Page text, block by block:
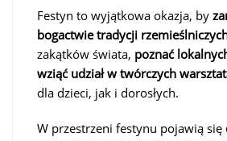
Festyn to wyjątkowa okazja, by
bogactwie tradycji
zakątków świata, poznać
wziąć udział w twórczych
dla dzieci, jak i dorosłych.
W przestrzeni festynu pojawią się